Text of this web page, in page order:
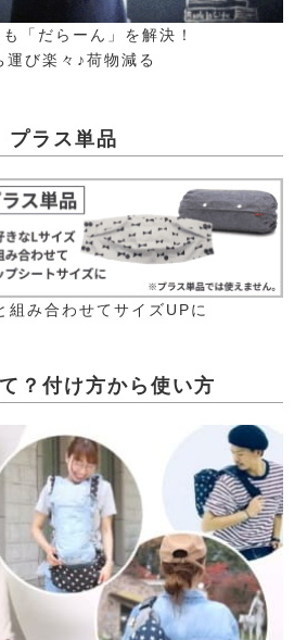
「だらーん」を解決！
運び楽々♪荷物減る
プラス単品
組み合わせてサイズUPに
？付け方から使い方